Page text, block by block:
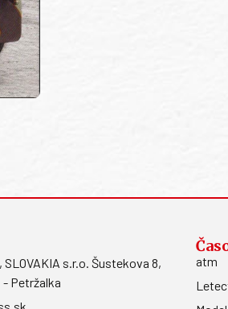
SLOVAKIA s.r.o. Šustekova 8,
- Petržalka
atm